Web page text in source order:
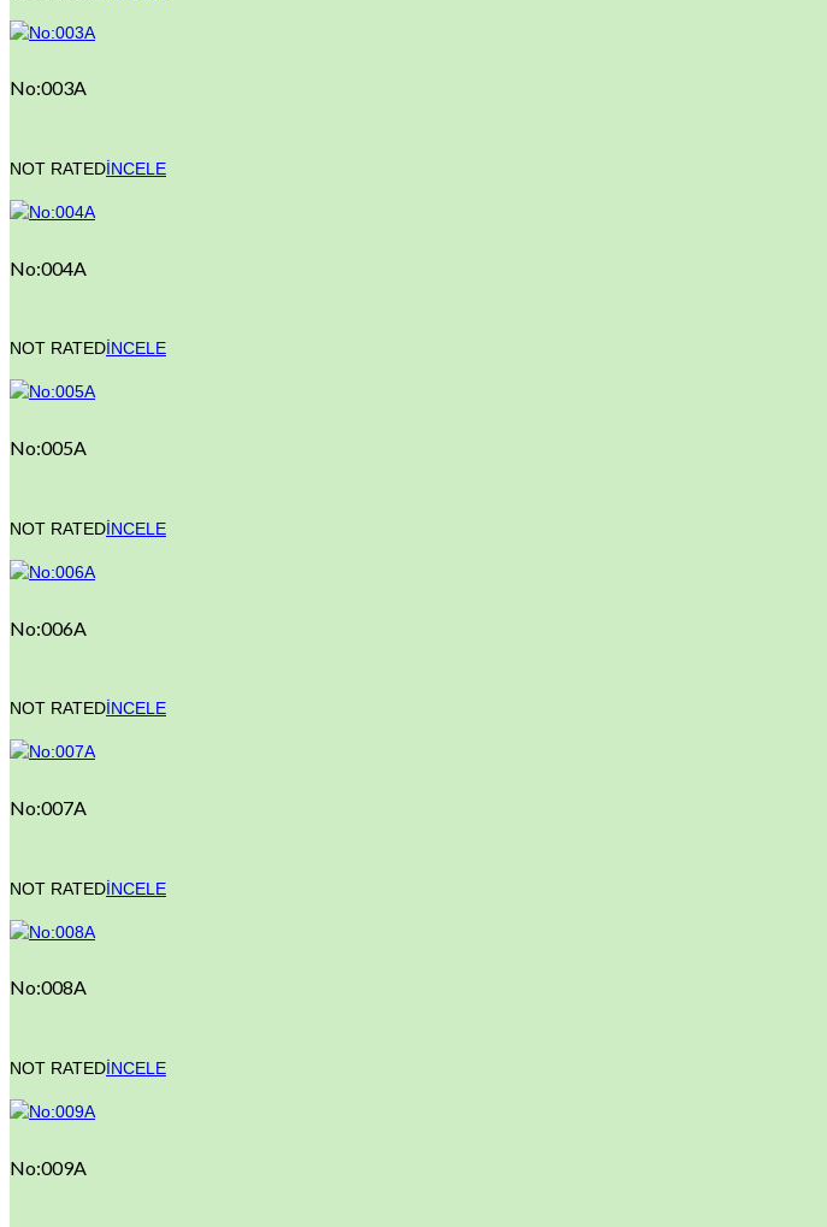
No:003A
NOT RATEDİNCELE
No:004A
NOT RATEDİNCELE
No:005A
NOT RATEDİNCELE
No:006A
NOT RATEDİNCELE
No:007A
NOT RATEDİNCELE
No:008A
NOT RATEDİNCELE
No:009A